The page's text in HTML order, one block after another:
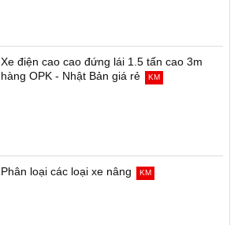
Xe điện cao cao đứng lái 1.5 tấn cao 3m
hàng OPK - Nhật Bản giá rẻ
KM
Phân loại các loại xe nâng KM